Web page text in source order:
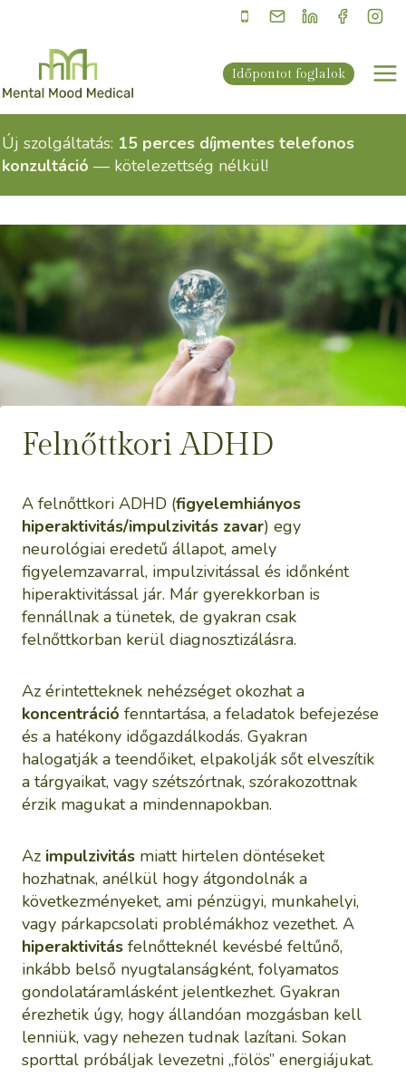
content
Időpontot foglalok
Új szolgáltatás: 15 perces díjmentes telefonos
konzultáció — kötelezettség nélkül!
Felnőttkori ADHD
A felnőttkori ADHD (figyelemhiányos
hiperaktivitás/impulzivitás zavar) egy
neurológiai eredetű állapot, amely
figyelemzavarral, impulzivitással és időnként
hiperaktivitással jár. Már gyerekkorban is
fennállnak a tünetek, de gyakran csak
felnőttkorban kerül diagnosztizálásra.
Az érintetteknek nehézséget okozhat a
koncentráció fenntartása, a feladatok befejezése
és a hatékony időgazdálkodás. Gyakran
halogatják a teendőiket, elpakolják sőt elveszítik
a tárgyaikat, vagy szétszórtnak, szórakozottnak
érzik magukat a mindennapokban.
Az impulzivitás miatt hirtelen döntéseket
hozhatnak, anélkül hogy átgondolnák a
következményeket, ami pénzügyi, munkahelyi,
vagy párkapcsolati problémákhoz vezethet. A
hiperaktivitás felnőtteknél kevésbé feltűnő,
inkább belső nyugtalanságként, folyamatos
gondolatáramlásként jelentkezhet. Gyakran
érezhetik úgy, hogy állandóan mozgásban kell
lenniük, vagy nehezen tudnak lazítani. Sokan
sporttal próbáljak levezetni „fölös” energiájukat.